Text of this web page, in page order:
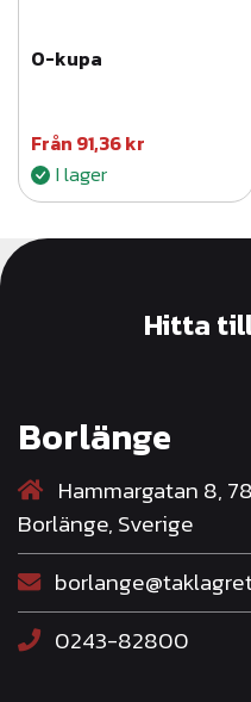
O-kupa
Från 91,36kr
I lager
Hitta
Borlänge
Hammargatan 8,
Borlänge, Sverige
0243-82800